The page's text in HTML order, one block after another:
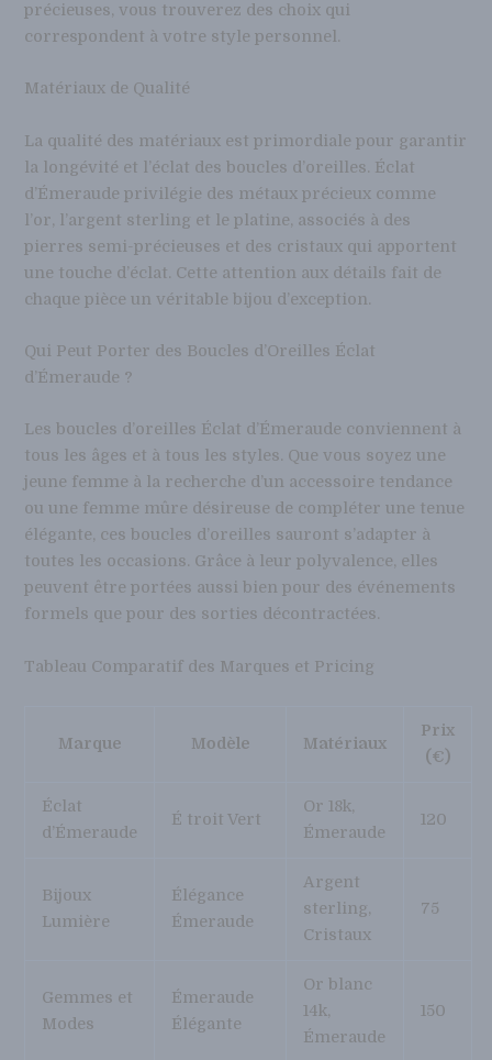
précieuses, vous trouverez des choix qui
correspondent à votre style personnel.
Matériaux de Qualité
La qualité des matériaux est primordiale pour garantir
la longévité et l’éclat des boucles d’oreilles. Éclat
d’Émeraude privilégie des métaux précieux comme
l’or, l’argent sterling et le platine, associés à des
pierres semi-précieuses et des cristaux qui apportent
une touche d’éclat. Cette attention aux détails fait de
chaque pièce un véritable bijou d’exception.
Qui Peut Porter des Boucles d’Oreilles Éclat
d’Émeraude ?
Les boucles d’oreilles Éclat d’Émeraude conviennent à
tous les âges et à tous les styles. Que vous soyez une
jeune femme à la recherche d’un accessoire tendance
ou une femme mûre désireuse de compléter une tenue
élégante, ces boucles d’oreilles sauront s’adapter à
toutes les occasions. Grâce à leur polyvalence, elles
peuvent être portées aussi bien pour des événements
formels que pour des sorties décontractées.
Tableau Comparatif des Marques et Pricing
Marque Modèle Matériaux
Prix
(€)
Éclat
d’Émeraude
É troit Vert
Or 18k,
Émeraude
120
Bijoux
Lumière
Élégance
Émeraude
Argent
sterling,
Cristaux
75
Gemmes et
Modes
Émeraude
Élégante
Or blanc
14k,
Émeraude
150